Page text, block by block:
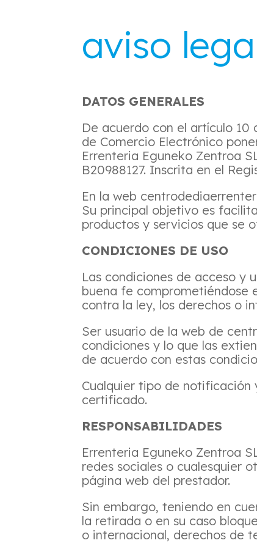
aviso
DATOS GENERALES
De acuerdo con el artículo
de Comercio Electrónico
Errenteria Eguneko Zentroa
B20988127. Inscrita en el
En la web
Su principal objetivo es
productos y servicios que se
CONDICIONES DE USO
Las condiciones de acceso y
buena fe comprometiéndose
contra la ley, los derechos o
Ser usuario de la web de
condiciones y lo que las
de acuerdo con estas
Cualquier tipo de
certificado.
RESPONSABILIDADES
Errenteria Eguneko Zentroa
redes sociales o cualesquier
página web del prestador.
Sin embargo, teniendo en
la retirada o en su caso
o internacional, derechos de